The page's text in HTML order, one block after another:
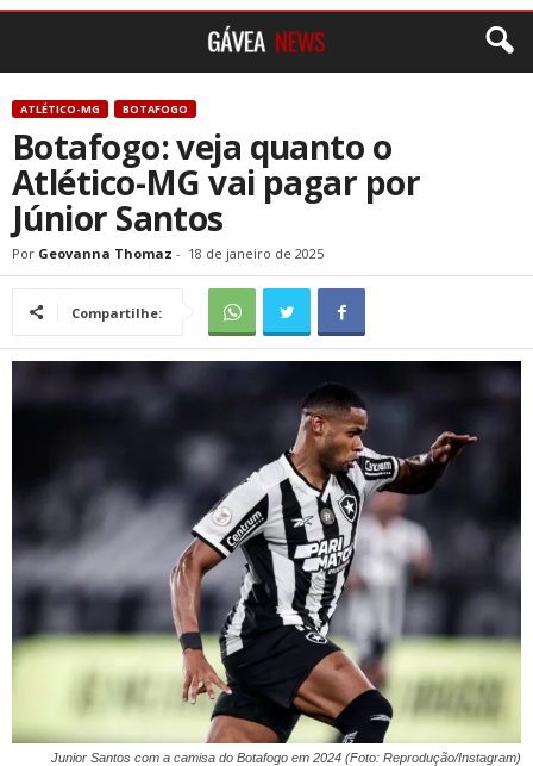
ATLÉTICO-MG BOTAFOGO
Botafogo: veja quanto o
Atlético-MG vai pagar por
Júnior Santos
Por Geovanna Thomaz - 18 de janeiro de 2025
Compartilhe:
Junior Santos com a camisa do Botafogo em 2024 (Foto: Reprodução/Instagram)